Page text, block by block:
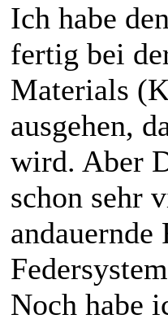
Ich habe
fertig bei
Materials
ausgehen,
wird. Aber
schon sehr
Noch habe